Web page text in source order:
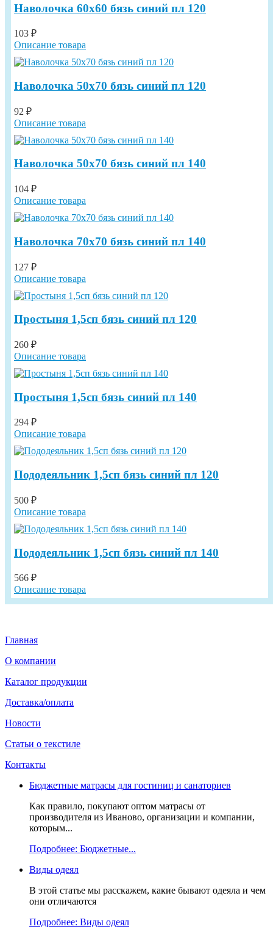
Наволочка 60х60 бязь синий пл 120
103 ₽
Описание товара
Наволочка 50х70 бязь синий пл 120
92 ₽
Описание товара
Наволочка 50х70 бязь синий пл 140
104 ₽
Описание товара
Наволочка 70х70 бязь синий пл 140
127 ₽
Описание товара
Простыня 1,5сп бязь синий пл 120
260 ₽
Описание товара
Простыня 1,5сп бязь синий пл 140
294 ₽
Описание товара
Пододеяльник 1,5сп бязь синий пл 120
500 ₽
Описание товара
Пододеяльник 1,5сп бязь синий пл 140
566 ₽
Описание товара
Главная
О компании
Каталог продукции
Доставка/оплата
Новости
Статьи о текстиле
Контакты
Бюджетные матрасы для гостиниц и санаториев
Как правило, покупают оптом матрасы от
производителя из Иваново, организации и компании,
которым...
Подробнее: Бюджетные...
Виды одеял
В этой статье мы расскажем, какие бывают одеяла и чем
они отличаются
Подробнее: Виды одеял